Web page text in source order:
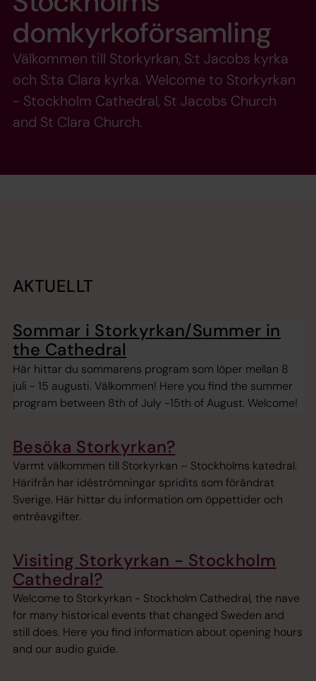
domkyrkoförsamling
Välkommen till Storkyrkan, S:t Jacobs kyrka
och S:ta Clara kyrka. Welcome to Storkyrkan
- Stockholm Cathedral, St Jacobs Church
and St Clara Church.
AKTUELLT
Sommar i Storkyrkan/Summer in
the Cathedral
Här hittar du sommarens program som löper mellan 8
juli - 15 augusti. Välkommen! Here you find the summer
program between 8th of July -15th of August. Welcome!
Besöka Storkyrkan?
Varmt välkommen till Storkyrkan – Stockholms katedral.
Härifrån har idéströmningar spridits som förändrat
Sverige. Här hittar du information om öppettider och
entréavgifter.
Visiting Storkyrkan - Stockholm
Cathedral?
Welcome to Storkyrkan - Stockholm Cathedral, the nave
for many historical events that changed Sweden and
still does. Here you find information about opening hours
and our audio guide.